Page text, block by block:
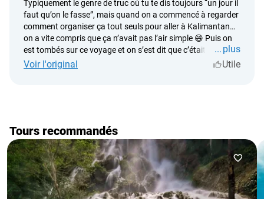
contents d’avoir fait ce voyage en famille.
Typiquement le genre de truc où tu te dis toujours “un jour il
faut qu’on le fasse”, mais quand on a commencé à regarder
comment organiser ça tout seuls pour aller à Kalimantan…
on a vite compris que ça n’avait pas l’air simple 😄 Puis on
est tombés sur ce voyage et on s’est dit que c’était
sûrement la meilleure option. Et franchement l’expérience
dans un zoo, pas derrière une vitre, juste en train de vivre
leur vie normalement. Franchement expérience incroyable.
Clairement le genre de voyage qui te fait réfléchir après
coup en te disant… le monde est quand même dingue.
plus
Voir l'original
Utile
Tours recommandés